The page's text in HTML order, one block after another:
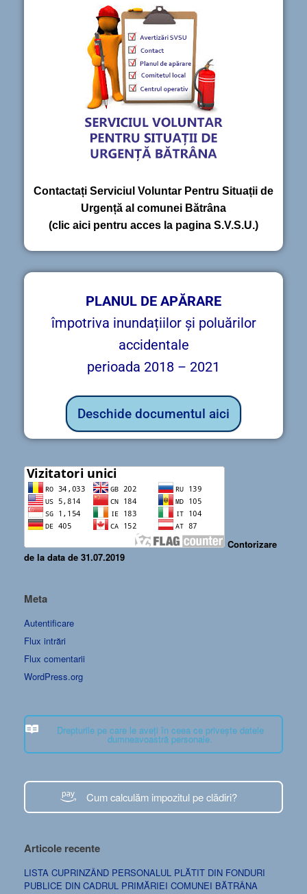
Contactați Serviciul Voluntar Pentru Situații de
Urgență al comunei Bătrâna
(clic aici pentru acces la pagina S.V.S.U.)
PLANUL DE APĂRARE
împotriva inundațiilor și poluărilor
accidentale
perioada 2018 – 2021
Deschide documentul aici
Contorizare
de la data de 31.07.2019
Meta
Autentificare
Flux intrări
Flux comentarii
WordPress.org
Drepturile pe care le aveți în ceea ce privește datele
dumneavoastră personale.
Cum calculăm impozitul pe clădiri?
Articole recente
LISTA CUPRINZÂND PERSONALUL PLĂTIT DIN FONDURI
PUBLICE DIN CADRUL PRIMĂRIEI COMUNEI BĂTRÂNA